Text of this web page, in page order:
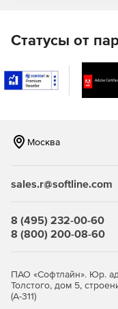
Статусы от
Москва
sales.r@softline.com
8 (495) 232-00-60
8 (800) 200-08-60
ПАО «Софтлайн». Юр.
Толстого, дом 5,
(А-311)